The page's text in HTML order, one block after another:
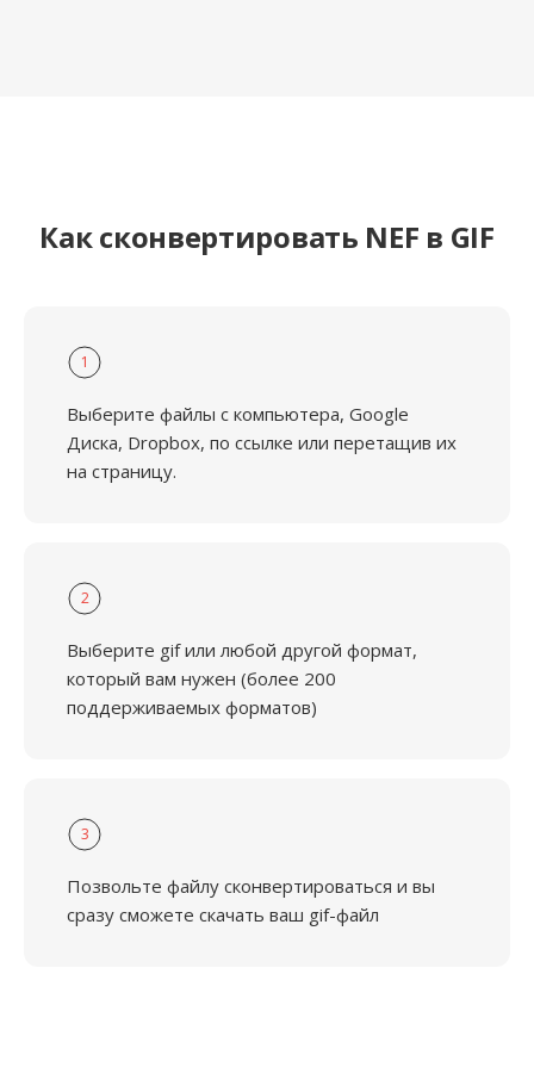
Как сконвертировать NEF в GIF
1
Выберите файлы с компьютера, Google
Диска, Dropbox, по ссылке или перетащив их
на страницу.
2
Выберите gif или любой другой формат,
который вам нужен (более 200
поддерживаемых форматов)
3
Позвольте файлу сконвертироваться и вы
сразу сможете скачать ваш gif-файл